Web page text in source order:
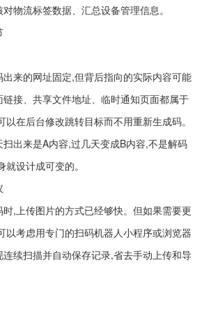
物流标签数据、汇总设备管理信息。
来的网址固定,但背后指向的实际内容可能
接、共享文件地址、临时通知页面都属于
在后台修改跳转目标而不用重新生成码。
出来是A内容,过几天变成B内容,不是解码
设计成可变的。
,上传图片的方式已经够快。但如果需要更
以考虑用专门的扫码机器人小程序或浏览器
续扫描并自动保存记录,省去手动上传和导